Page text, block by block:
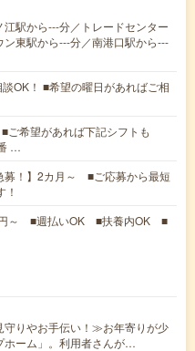
駅から---分／トレードセンター
東駅から---分／南港口駅から---
OK！ ■希望の曜日があればご相
ご希望があれば下記シフトも
…
募！】2カ月～ ■ご応募から最短
円～ ■週払いOK ■扶養内OK ■
りやお手伝い！≫お年寄りが少
ホーム」。利用者さんが…